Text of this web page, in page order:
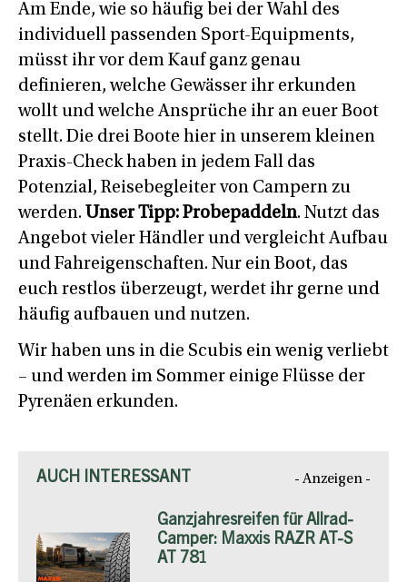
Am Ende, wie so häufig bei der Wahl des
individuell passenden Sport-Equipments,
müsst ihr vor dem Kauf ganz genau
definieren, welche Gewässer ihr erkunden
wollt und welche Ansprüche ihr an euer Boot
stellt. Die drei Boote hier in unserem kleinen
Praxis-Check haben in jedem Fall das
Potenzial, Reisebegleiter von Campern zu
werden. Unser Tipp: Probepaddeln. Nutzt das
Angebot vieler Händler und vergleicht Aufbau
und Fahreigenschaften. Nur ein Boot, das
euch restlos überzeugt, werdet ihr gerne und
häufig aufbauen und nutzen.
Wir haben uns in die Scubis ein wenig verliebt
– und werden im Sommer einige Flüsse der
Pyrenäen erkunden.
AUCH INTERESSANT - Anzeigen -
Ganzjahresreifen für Allrad-
Camper: Maxxis RAZR AT-S
AT 781